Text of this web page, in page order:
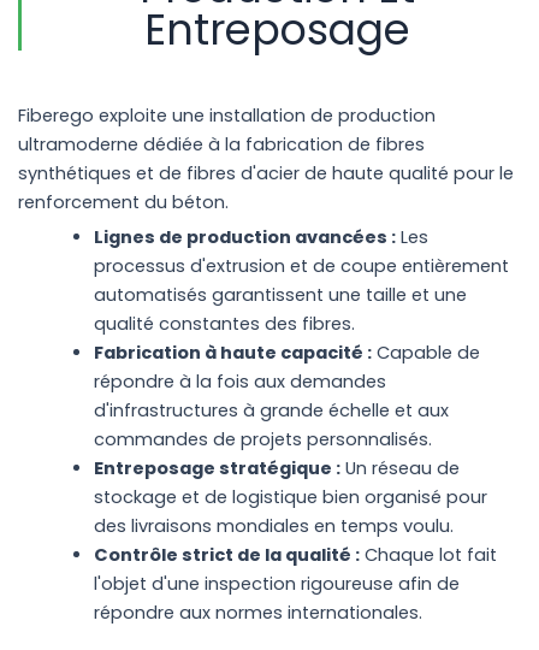
Entreposage
Fiberego exploite une installation de production
ultramoderne dédiée à la fabrication de fibres
synthétiques et de fibres d'acier de haute qualité pour le
renforcement du béton.
Lignes de production avancées : Les
processus d'extrusion et de coupe entièrement
automatisés garantissent une taille et une
qualité constantes des fibres.
Fabrication à haute capacité : Capable de
répondre à la fois aux demandes
d'infrastructures à grande échelle et aux
commandes de projets personnalisés.
Entreposage stratégique : Un réseau de
stockage et de logistique bien organisé pour
des livraisons mondiales en temps voulu.
Contrôle strict de la qualité : Chaque lot fait
l'objet d'une inspection rigoureuse afin de
répondre aux normes internationales.